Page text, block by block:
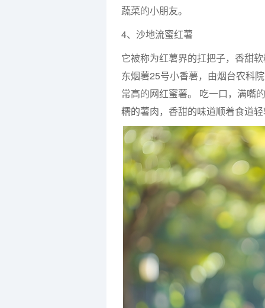
蔬菜的小朋友。
4、沙地流蜜红薯
它被称为红薯界的扛把子，香甜
东烟薯25号小香薯，由烟台农科
常高的网红蜜薯。 吃一口，满嘴
糯的薯肉，香甜的味道顺着食道